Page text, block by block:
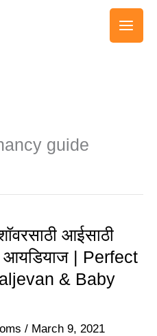
guide
आईसाठी
आयडियाज | Perfect
& Baby
/ March 9, 2021